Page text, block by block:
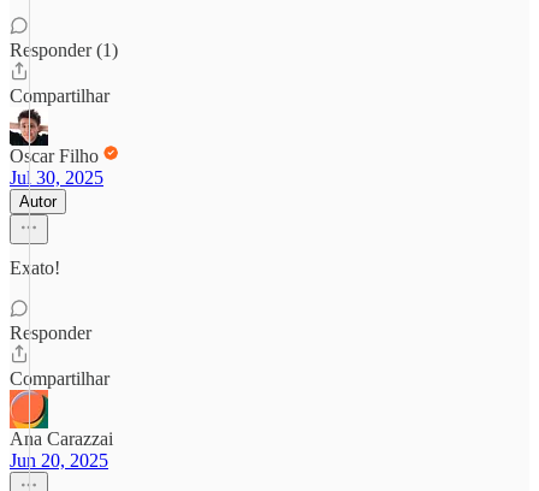
Responder (1)
Compartilhar
Oscar Filho
Jul 30, 2025
Autor
Exato!
Responder
Compartilhar
Ana Carazzai
Jun 20, 2025